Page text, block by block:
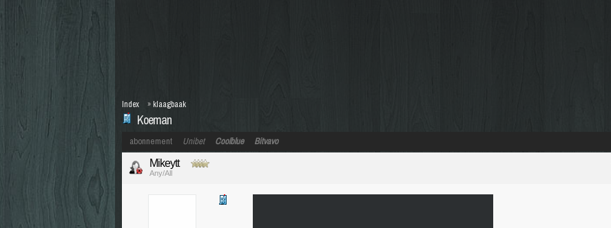
Koeman
Index »klaagbaak
abonnement Unibet Coolblue Bitvavo
Mikeytt
Any/All